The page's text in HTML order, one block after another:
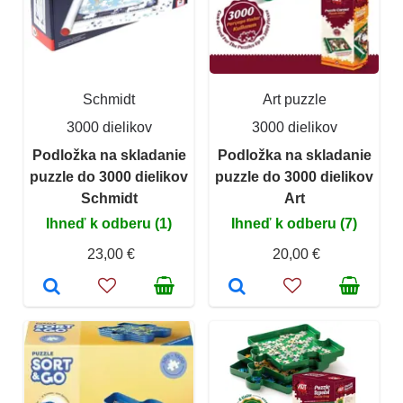
Schmidt
3000 dielikov
Podložka na skladanie
puzzle do 3000 dielikov
Schmidt
Ihneď k odberu (1)
23,00 €
Art puzzle
3000 dielikov
Podložka na skladanie
puzzle do 3000 dielikov
Art
Ihneď k odberu (7)
20,00 €